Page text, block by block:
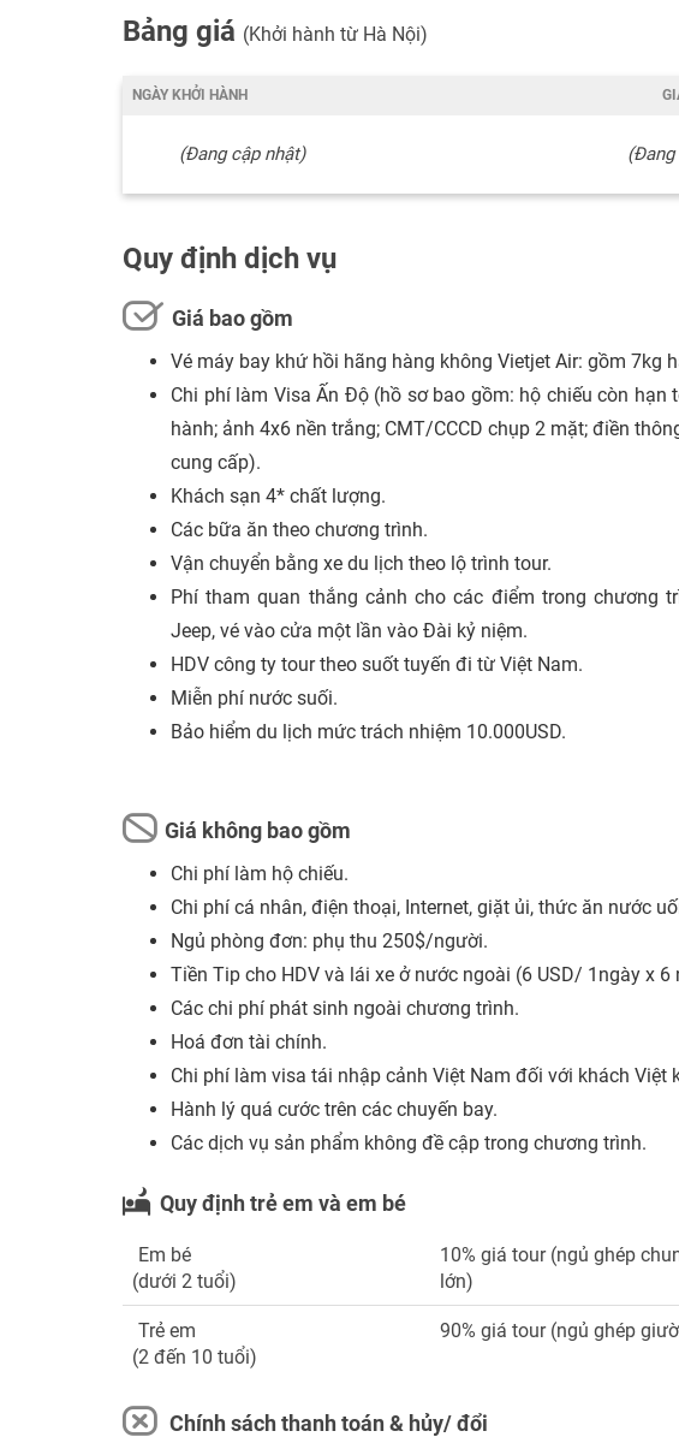
Bảng giá (Khởi hành từ Hà Nội)
NGÀY KHỞI HÀNH
(Đang cập nhật) (Đang
Quy định dịch vụ
Giá bao gồm
Vé máy bay khứ hồi hãng hàng không Vietjet Air: gồm 7kg
Chi phí làm Visa Ấn Độ (hồ sơ bao gồm: hộ chiếu còn
hành; ảnh 4x6 nền trắng; CMT/CCCD chụp 2 mặt; điền
cung cấp).
Khách sạn 4* chất lượng.
Các bữa ăn theo chương trình.
Vận chuyển bằng xe du lịch theo lộ trình tour.
Phí tham quan thắng cảnh cho các điểm trong chương
Jeep, vé vào cửa một lần vào Đài kỷ niệm.
HDV công ty tour theo suốt tuyến đi từ Việt Nam.
Miễn phí nước suối.
Bảo hiểm du lịch mức trách nhiệm 10.000USD.
Giá không bao gồm
Chi phí làm hộ chiếu.
Chi phí cá nhân, điện thoại, Internet, giặt ủi, thức ăn nước
Ngủ phòng đơn: phụ thu 250$/người.
Tiền Tip cho HDV và lái xe ở nước ngoài (6 USD/ 1ngày x 6
Các chi phí phát sinh ngoài chương trình.
Hoá đơn tài chính.
Chi phí làm visa tái nhập cảnh Việt Nam đối với khách Việt
Hành lý quá cước trên các chuyến bay.
Các dịch vụ sản phẩm không đề cập trong chương trình.
Quy định trẻ em và em bé
Em bé
(dưới 2 tuổi)
10% giá tour (ngủ ghép
lớn)
Trẻ em
(2 đến 10 tuổi)
90% giá tour (ngủ ghép
Chính sách thanh toán & hủy/ đổi